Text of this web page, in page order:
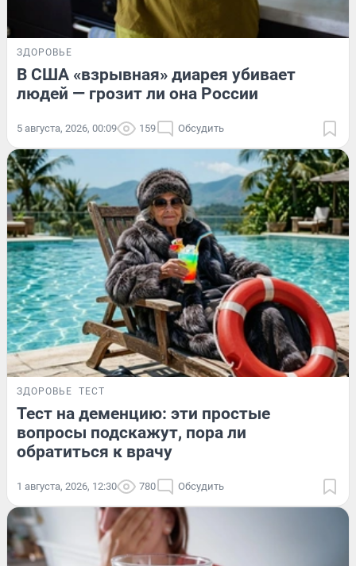
ЗДОРОВЬЕ
В США «взрывная» диарея убивает
людей — грозит ли она России
5 августа, 2026, 00:09 159 Обсудить
ЗДОРОВЬЕ ТЕСТ
Тест на деменцию: эти простые
вопросы подскажут, пора ли
обратиться к врачу
1 августа, 2026, 12:30 780 Обсудить